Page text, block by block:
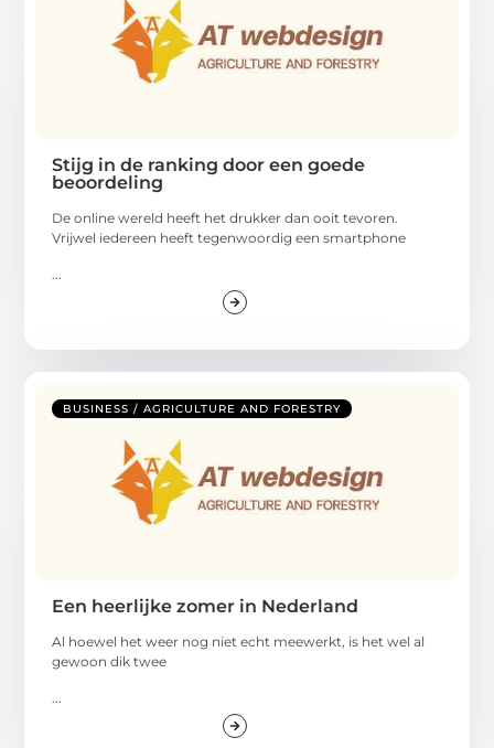
Stijg in de ranking door een goede
beoordeling
De online wereld heeft het drukker dan ooit tevoren.
Vrijwel iedereen heeft tegenwoordig een smartphone
BUSINESS / AGRICULTURE AND FORESTRY
Een heerlijke zomer in Nederland
Al hoewel het weer nog niet echt meewerkt, is het wel al
gewoon dik twee